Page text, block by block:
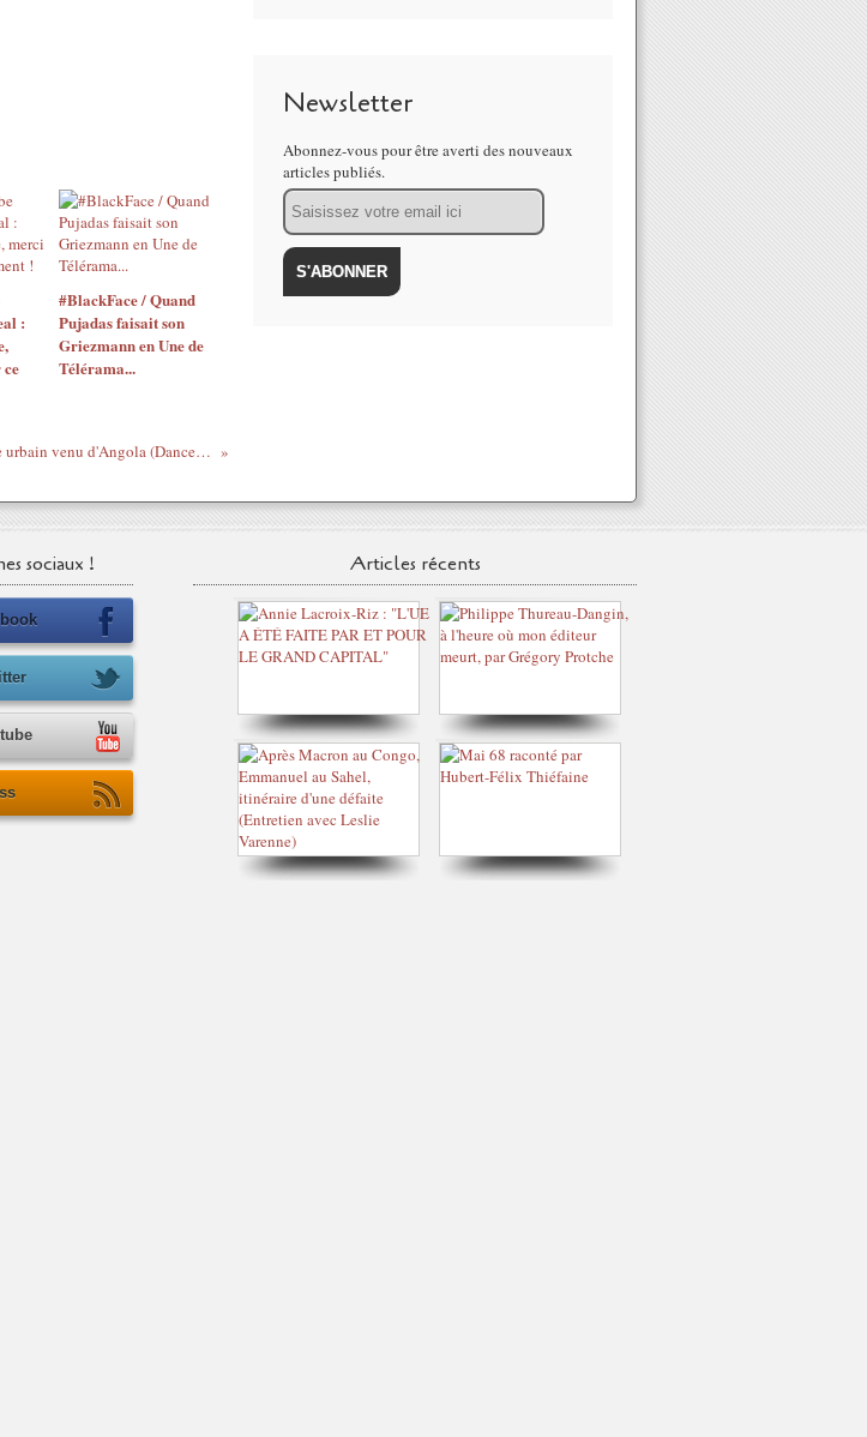
:
#BlackFace / Quand
Pujadas faisait son
Griezmann en Une de
Télérama...
Le Kuduro, le nouveau phénomène urbain venu d'Angola (Dance, DJ, Food, Fashion) s'installe à la Villette Enchantée , du mercredi 10 octobre au dimanche 14 octobre.
Newsletter
Abonnez-vous pour être averti des nouveaux
articles publiés.
Email
sociaux ! Articles récents